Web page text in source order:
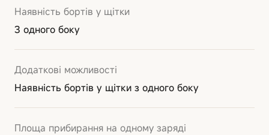
Наявність бортів у щітки
З одного боку
Додаткові можливості
Наявність бортів у щітки з одного боку
Площа прибирання на одному заряді